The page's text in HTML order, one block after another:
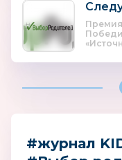
#журнал